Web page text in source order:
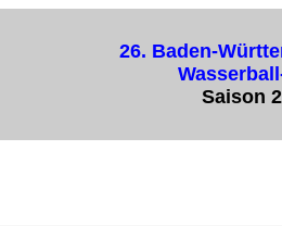
26. Baden-
Saison